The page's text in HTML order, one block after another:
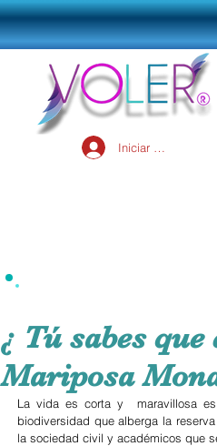
Iniciar sesión
¿ Tú sabes
Mariposa
La vida es corta y  maravillosa
biodiversidad que alberga la
la sociedad civil y académicos que